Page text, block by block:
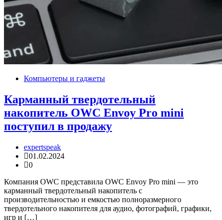
Компьютеры и гаджеты
Карманный твердотельный
накопитель OWC Envoy Pro mini
поступил в продажу
expertspeak
01.02.2024
0
Компания OWC представила OWC Envoy Pro mini — это
карманный твердотельный накопитель с
производительностью и емкостью полноразмерного
твердотельного накопителя для аудио, фотографий, графики,
игр и […]